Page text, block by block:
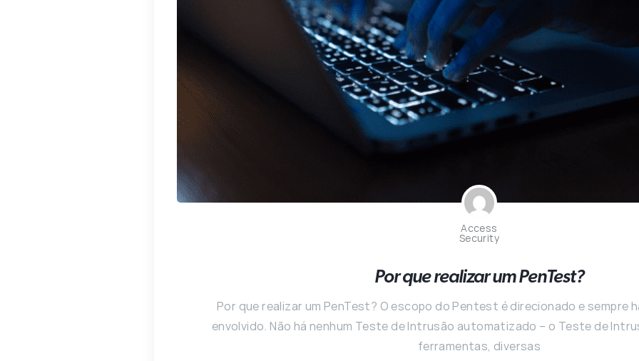
Access
Security
Por que realizar um PenTest?
Por que realizar um PenTest? O escopo do Pentest é direcionado e sempre
envolvido. Não há nenhum Teste de Intrusão automatizado – o Teste de
ferramentas, diversas